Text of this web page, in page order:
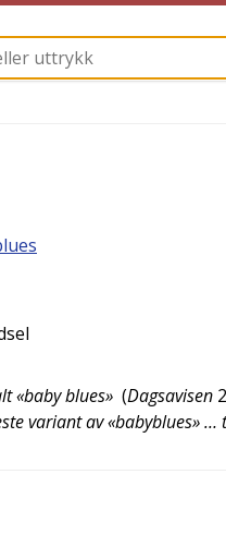
«baby blues» (Dagsavisen
variant av «babyblues»